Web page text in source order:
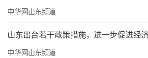
中华网山东频道
山东出台若干政策措施，进一步促进经
中华网山东频道